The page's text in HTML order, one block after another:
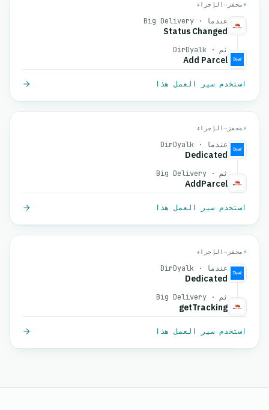
⚡ محفز →الإجراء
عندما · Big Delivery
Status Changed
ثم · DirDyalk
Add Parcel
استخدم سير العمل هذا
⚡ محفز →الإجراء
عندما · DirDyalk
Dedicated
ثم · Big Delivery
AddParcel
استخدم سير العمل هذا
⚡ محفز →الإجراء
عندما · DirDyalk
Dedicated
ثم · Big Delivery
getTracking
استخدم سير العمل هذا